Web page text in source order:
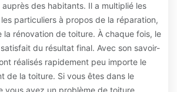
des habitants. Il a multiplié les
particuliers à propos de la réparation,
la rénovation de toiture. À chaque fois, le
du résultat final. Avec son savoir-
réalisés rapidement peu importe le
de la toiture. Si vous êtes dans le
vous avez un problème de toiture,